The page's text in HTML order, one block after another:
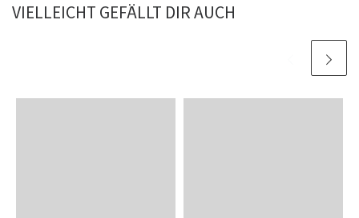
VIELLEICHT GEFÄLLT DIR AUCH